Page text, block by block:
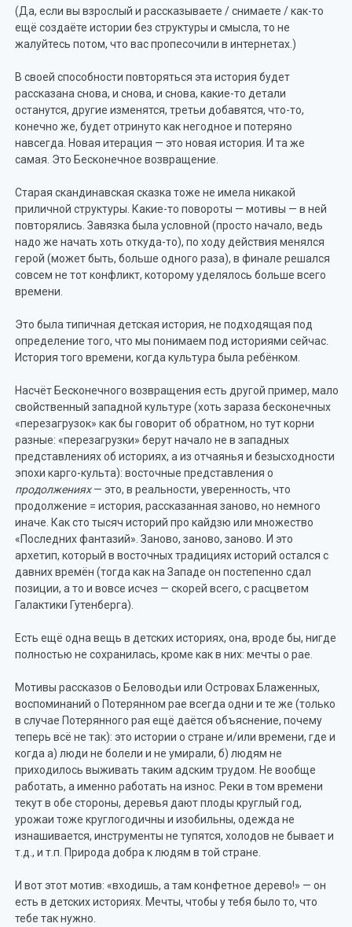
(Да, если вы взрослый и рассказываете / снимаете / как-то
ещё создаёте истории без структуры и смысла, то не
жалуйтесь потом, что вас пропесочили в интернетах.)
В своей способности повторяться эта история будет
рассказана снова, и снова, и снова, какие-то детали
останутся, другие изменятся, третьи добавятся, что-то,
конечно же, будет отринуто как негодное и потеряно
навсегда. Новая итерация — это новая история. И та же
самая. Это Бесконечное возвращение.
Старая скандинавская сказка тоже не имела никакой
приличной структуры. Какие-то повороты — мотивы — в ней
повторялись. Завязка была условной (просто начало, ведь
надо же начать хоть откуда-то), по ходу действия менялся
герой (может быть, больше одного раза), в финале решался
совсем не тот конфликт, которому уделялось больше всего
времени.
Это была типичная детская история, не подходящая под
определение того, что мы понимаем под историями сейчас.
История того времени, когда культура была ребёнком.
Насчёт Бесконечного возвращения есть другой пример, мало
свойственный западной культуре (хоть зараза бесконечных
«перезагрузок» как бы говорит об обратном, но тут корни
разные: «перезагрузки» берут начало не в западных
представлениях об историях, а из отчаянья и безысходности
эпохи карго-культа): восточные представления о
продолжениях— это, в реальности, уверенность, что
продолжение = история, рассказанная заново, но немного
иначе. Как сто тысяч историй про кайдзю или множество
«Последних фантазий». Заново, заново, заново. И это
архетип, который в восточных традициях историй остался с
давних времён (тогда как на Западе он постепенно сдал
позиции, а то и вовсе исчез — скорей всего, с расцветом
Галактики Гутенберга).
Есть ещё одна вещь в детских историях, она, вроде бы, нигде
полностью не сохранилась, кроме как в них: мечты о рае.
Мотивы рассказов о Беловодьи или Островах Блаженных,
воспоминаний о Потерянном рае всегда одни и те же (только
в случае Потерянного рая ещё даётся объяснение, почему
теперь всё не так): это истории о стране и/или времени, где и
когда а) люди не болели и не умирали, б) людям не
приходилось выживать таким адским трудом. Не вообще
работать, а именно работать на износ. Реки в том времени
текут в обе стороны, деревья дают плоды круглый год,
урожаи тоже круглогодичны и изобильны, одежда не
изнашивается, инструменты не тупятся, холодов не бывает и
т.д., и т.п. Природа добра к людям в той стране.
И вот этот мотив: «входишь, а там конфетное дерево!» — он
есть в детских историях. Мечты, чтобы у тебя было то, что
тебе так нужно.